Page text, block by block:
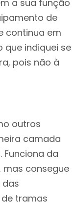
a sua função
de
continua em
que indiquei se
pois não à
outros
camada
Funciona da
mas consegue
tramas